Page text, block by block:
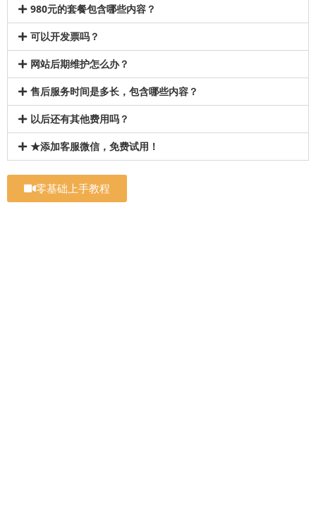
980元的套餐包含哪些内容？
可以开发票吗？
网站后期维护怎么办？
售后服务时间是多长，包含哪些内容？
以后还有其他费用吗？
★添加客服微信，免费试用！
零基础上手教程